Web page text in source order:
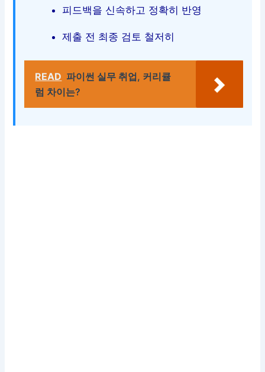
피드백을 신속하고 정확히 반영
제출 전 최종 검토 철저히
READ 파이썬 실무 취업, 커리큘
럼 차이는?